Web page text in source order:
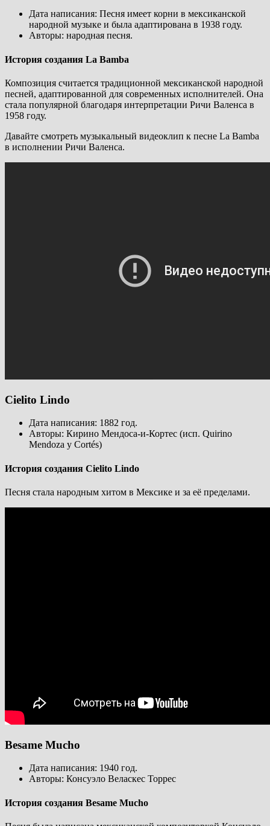
Дата написания: Песня имеет корни в мексиканской
народной музыке и была адаптирована в 1938 году.
Авторы: народная песня.
История создания La Bamba
Композиция считается традиционной мексиканской народной
песней, адаптированной для современных исполнителей. Она
стала популярной благодаря интерпретации Ричи Валенса в
1958 году.
Давайте смотреть музыкальный видеоклип к песне La Bamba
в исполнении Ричи Валенса.
Cielito Lindo
Дата написания: 1882 год.
Авторы: Кирино Мендоса-и-Кортес (исп. Quirino
Mendoza y Cortés)
История создания Cielito Lindo
Песня стала народным хитом в Мексике и за её пределами.
Besame Mucho
Дата написания: 1940 год.
Авторы: Консуэло Веласкес Торрес
История создания Besame Mucho